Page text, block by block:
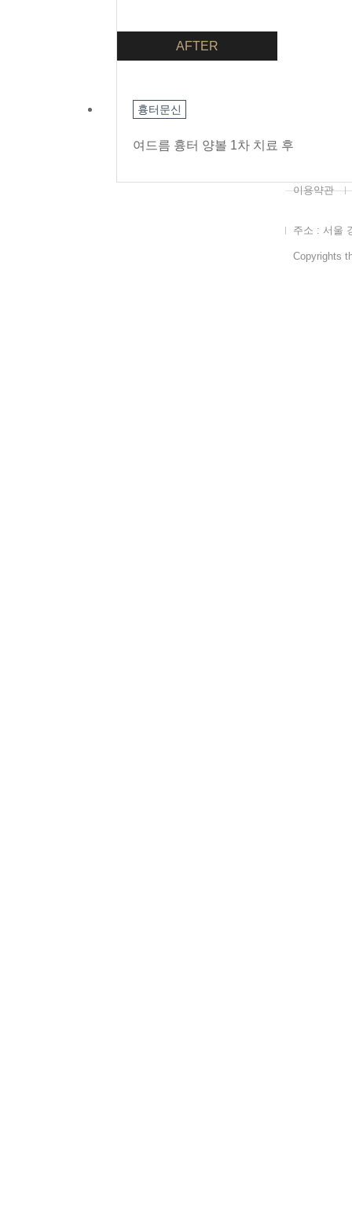
AFTER
흉터문신
여드름 흉터 양볼 1차 치료 후
이용약관
주소 : 서울
Copyrights